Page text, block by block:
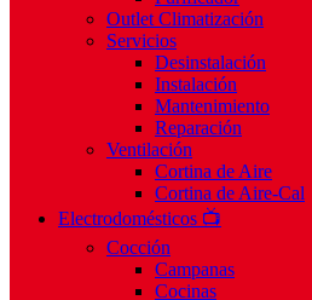
Outlet Climatización
Servicios
Desinstalación
Instalación
Mantenimiento
Reparación
Ventilación
Cortina de Aire
Cortina de Aire-Cal
Electrodomésticos 📺
Cocción
Campanas
Cocinas